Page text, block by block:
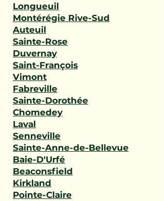
Longueuil
Montérégie Rive-Sud
Auteuil
Sainte-Rose
Duvernay
Saint-François
Vimont
Fabreville
Sainte-Dorothée
Chomedey
Laval
Senneville
Sainte-Anne-de-Bellevue
Baie-D'Urfé
Beaconsfield
Kirkland
Pointe-Claire